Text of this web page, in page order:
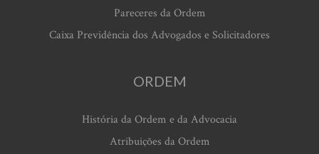
Pareceres da Ordem
Caixa Previdência dos Advogados e Solicitadores
ORDEM
História da Ordem e da Advocacia
Atribuições da Ordem